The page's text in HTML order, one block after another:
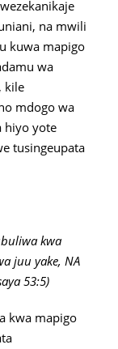
na mwili
kuwa mapigo
wa
kile
mdogo wa
hiyo yote
tusingeupata
kwa
juu yake, NA
53:5)
kwa mapigo